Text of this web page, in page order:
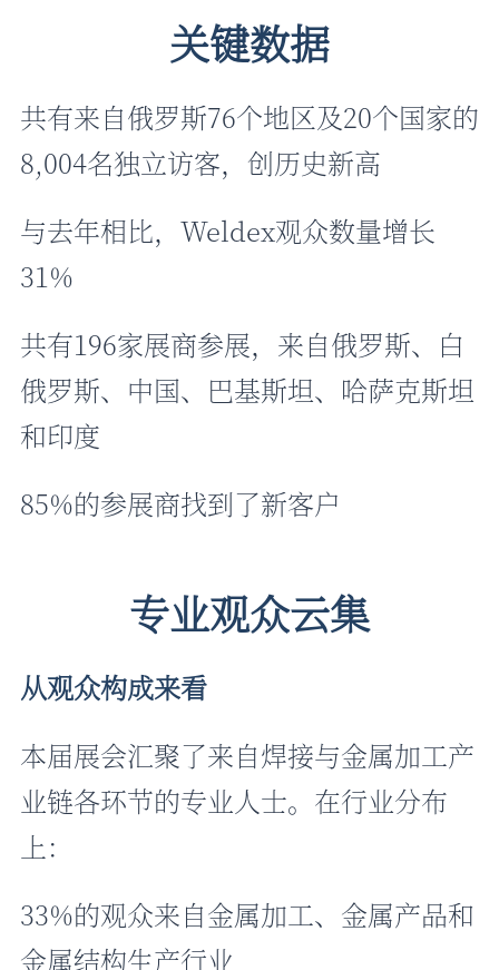
关键数据
共有来自俄罗斯76个地区及20个国家的
8,004名独立访客，创历史新高
与去年相比，Weldex观众数量增长
31%
共有196家展商参展，来自俄罗斯、白
俄罗斯、中国、巴基斯坦、哈萨克斯坦
和印度
85%的参展商找到了新客户
专业观众云集
从观众构成来看
本届展会汇聚了来自焊接与金属加工产
业链各环节的专业人士。在行业分布
上：
33%的观众来自金属加工、金属产品和
金属结构生产行业